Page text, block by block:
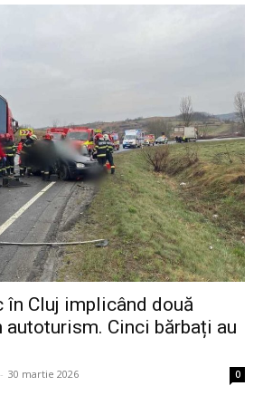
Cluj implicând două
autoturism. Cinci bărbați au
- 30 martie 2026 0